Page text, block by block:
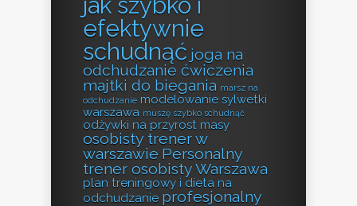
efektywnie
schudnąć joga na
odchudzanie ćwiczenia
majtki do biegania marsz na
odchudzanie modelowanie sylwetki
warszawa muszę szybko schudnąć
odżywki na przyrost masy
osobisty trener w
warszawie Personalny
trener osobisty Warszawa
plan treningowy i dieta na
odchudzanie profesjonalny